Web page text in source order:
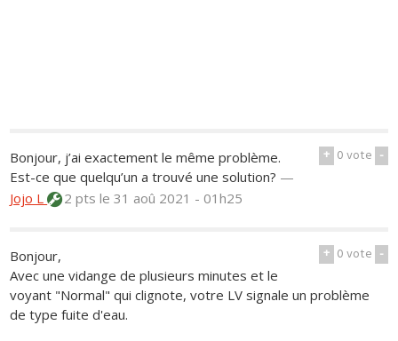
+ 0vote -
Bonjour, j’ai exactement le même problème.
Est-ce que quelqu’un a trouvé une solution? —
Jojo L
2 ptsle 31 aoû 2021 - 01h25
+ 0vote -
Bonjour,
Avec une vidange de plusieurs minutes et le
voyant "Normal" qui clignote, votre LV signale un problème
de type fuite d'eau.